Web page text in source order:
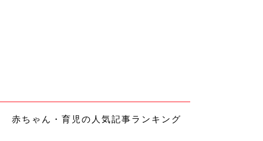
出典：Instagramアカウント「pon2moko2」
赤ちゃん・育児の人気記事ランキング